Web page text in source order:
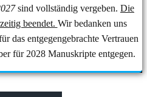
sind vollständig vergeben. Die
beendet. Wir bedanken uns
das entgegengebrachte Vertrauen
für 2028 Manuskripte entgegen.